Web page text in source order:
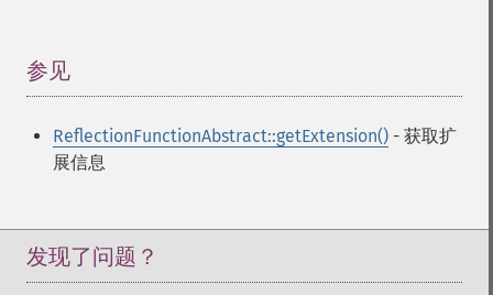
参见
ReflectionFunctionAbstract::getExtension() - 获取扩
展信息
发现了问题？